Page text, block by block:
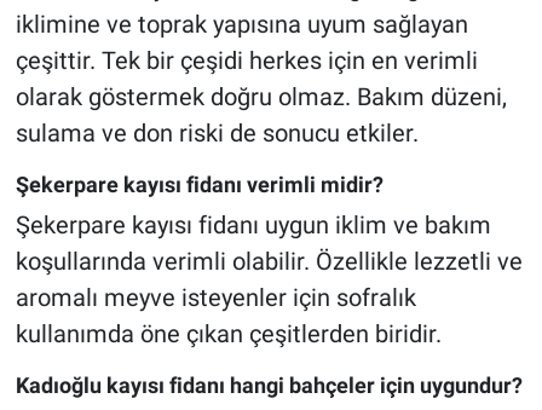
iklimine ve toprak yapısına uyum sağlayan
çeşittir. Tek bir çeşidi herkes için en verimli
olarak göstermek doğru olmaz. Bakım düzeni,
sulama ve don riski de sonucu etkiler.
Şekerpare kayısı fidanı verimli midir?
Şekerpare kayısı fidanı uygun iklim ve bakım
koşullarında verimli olabilir. Özellikle lezzetli ve
aromalı meyve isteyenler için sofralık
kullanımda öne çıkan çeşitlerden biridir.
Kadıoğlu kayısı fidanı hangi bahçeler için uygundur?